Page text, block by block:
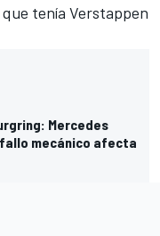
tenía Verstappen
Mercedes
mecánico afecta